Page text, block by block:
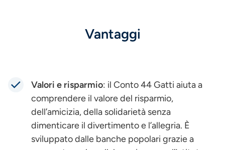
Vantaggi
Valori e risparmio: il Conto 44 Gatti aiuta a
comprendere il valore del risparmio,
dell’amicizia, della solidarietà senza
dimenticare il divertimento e l’allegria. È
sviluppato dalle banche popolari grazie a